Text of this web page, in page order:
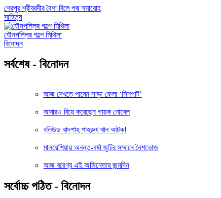
শেরপুর শ্রীবরদীর বৈশা বিলে পদ্ম সমারোহ
সাহিত্য
যৌনপল্লির গল্পে মিথিলা
বিনোদন
সর্বশেষ - বিনোদন
আজ দেখতে পাবেন সাড়া ফেলা ‘সিনপাট’
আবারও বিয়ে করেছেন গায়ক নোবেল
বলিউড বাদশাহ শাহরুখ খান আটক!
মালয়েশিয়ায় অনন্ত-বর্ষা জুটির সম্মানে নৈশভোজ
আজ বরেণ্য এই অভিনেতার জন্মদিন
সর্বোচ্চ পঠিত - বিনোদন